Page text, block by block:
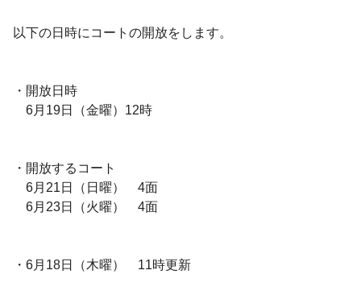
以下の日時にコートの開放をします。
・開放日時
6月19日（金曜）12時
・開放するコート
6月21日（日曜） 4面
6月23日（火曜） 4面
・6月18日（木曜） 11時更新